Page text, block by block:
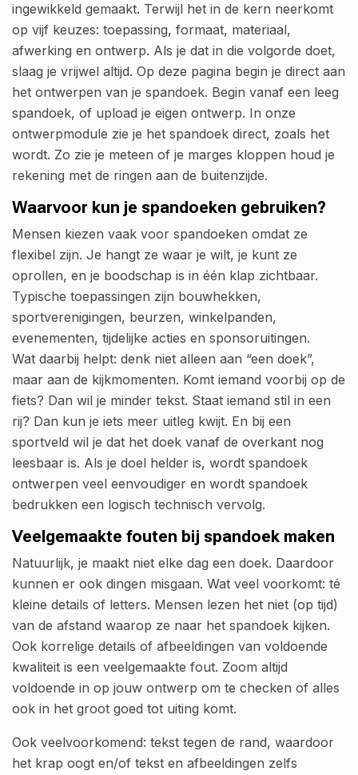
ingewikkeld gemaakt. Terwijl het in de kern neerkomt
op vijf keuzes: toepassing, formaat, materiaal,
afwerking en ontwerp. Als je dat in die volgorde doet,
slaag je vrijwel altijd. Op deze pagina begin je direct aan
het ontwerpen van je spandoek. Begin vanaf een leeg
spandoek, of upload je eigen ontwerp. In onze
ontwerpmodule zie je het spandoek direct, zoals het
wordt. Zo zie je meteen of je marges kloppen houd je
rekening met de ringen aan de buitenzijde.
Waarvoor kun je spandoeken gebruiken?
Mensen kiezen vaak voor spandoeken omdat ze
flexibel zijn. Je hangt ze waar je wilt, je kunt ze
oprollen, en je boodschap is in één klap zichtbaar.
Typische toepassingen zijn bouwhekken,
sportverenigingen, beurzen, winkelpanden,
evenementen, tijdelijke acties en sponsoruitingen.
Wat daarbij helpt: denk niet alleen aan “een doek”,
maar aan de kijkmomenten. Komt iemand voorbij op de
fiets? Dan wil je minder tekst. Staat iemand stil in een
rij? Dan kun je iets meer uitleg kwijt. En bij een
sportveld wil je dat het doek vanaf de overkant nog
leesbaar is. Als je doel helder is, wordt spandoek
ontwerpen veel eenvoudiger en wordt spandoek
bedrukken een logisch technisch vervolg.
Veelgemaakte fouten bij spandoek maken
Natuurlijk, je maakt niet elke dag een doek. Daardoor
kunnen er ook dingen misgaan. Wat veel voorkomt: té
kleine details of letters. Mensen lezen het niet (op tijd)
van de afstand waarop ze naar het spandoek kijken.
Ook korrelige details of afbeeldingen van voldoende
kwaliteit is een veelgemaakte fout. Zoom altijd
voldoende in op jouw ontwerp om te checken of alles
ook in het groot goed tot uiting komt.
Ook veelvoorkomend: tekst tegen de rand, waardoor
het krap oogt en/of tekst en afbeeldingen zelfs